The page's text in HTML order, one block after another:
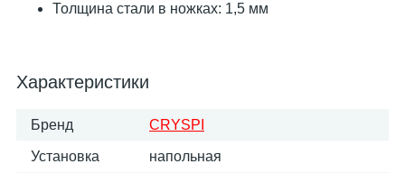
Толщина стали в ножках: 1,5 мм
Характеристики
Бренд CRYSPI
Установка напольная